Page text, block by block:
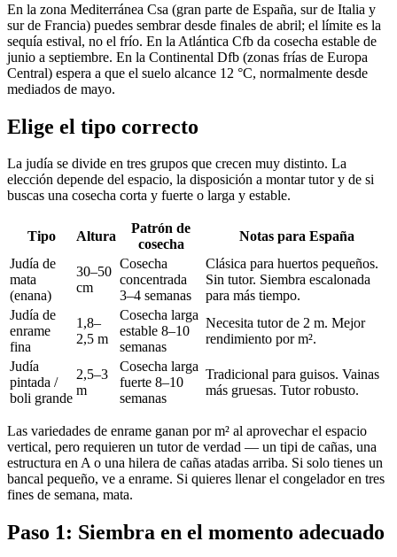
En la zona Mediterránea Csa (gran parte de España, sur de Italia y
sur de Francia) puedes sembrar desde finales de abril; el límite es la
sequía estival, no el frío. En la Atlántica Cfb da cosecha estable de
junio a septiembre. En la Continental Dfb (zonas frías de Europa
Central) espera a que el suelo alcance 12 °C, normalmente desde
mediados de mayo.
Elige el tipo correcto
La judía se divide en tres grupos que crecen muy distinto. La
elección depende del espacio, la disposición a montar tutor y de si
buscas una cosecha corta y fuerte o larga y estable.
Tipo Altura
Patrón de
cosecha
Notas para España
Judía de
mata
(enana)
30–50
cm
Cosecha
concentrada
3–4 semanas
Clásica para huertos pequeños.
Sin tutor. Siembra escalonada
para más tiempo.
Judía de
enrame
fina
1,8–
2,5 m
Cosecha larga
estable 8–10
semanas
Necesita tutor de 2 m. Mejor
rendimiento por m².
Judía
pintada /
boli grande
2,5–3
m
Cosecha larga
fuerte 8–10
semanas
Tradicional para guisos. Vainas
más gruesas. Tutor robusto.
Las variedades de enrame ganan por m² al aprovechar el espacio
vertical, pero requieren un tutor de verdad — un tipi de cañas, una
estructura en A o una hilera de cañas atadas arriba. Si solo tienes un
bancal pequeño, ve a enrame. Si quieres llenar el congelador en tres
fines de semana, mata.
Paso 1: Siembra en el momento adecuado